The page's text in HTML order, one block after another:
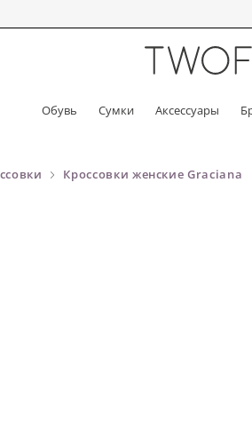
Обувь Сумки Аксессуары
Кроссовки женские Graciana